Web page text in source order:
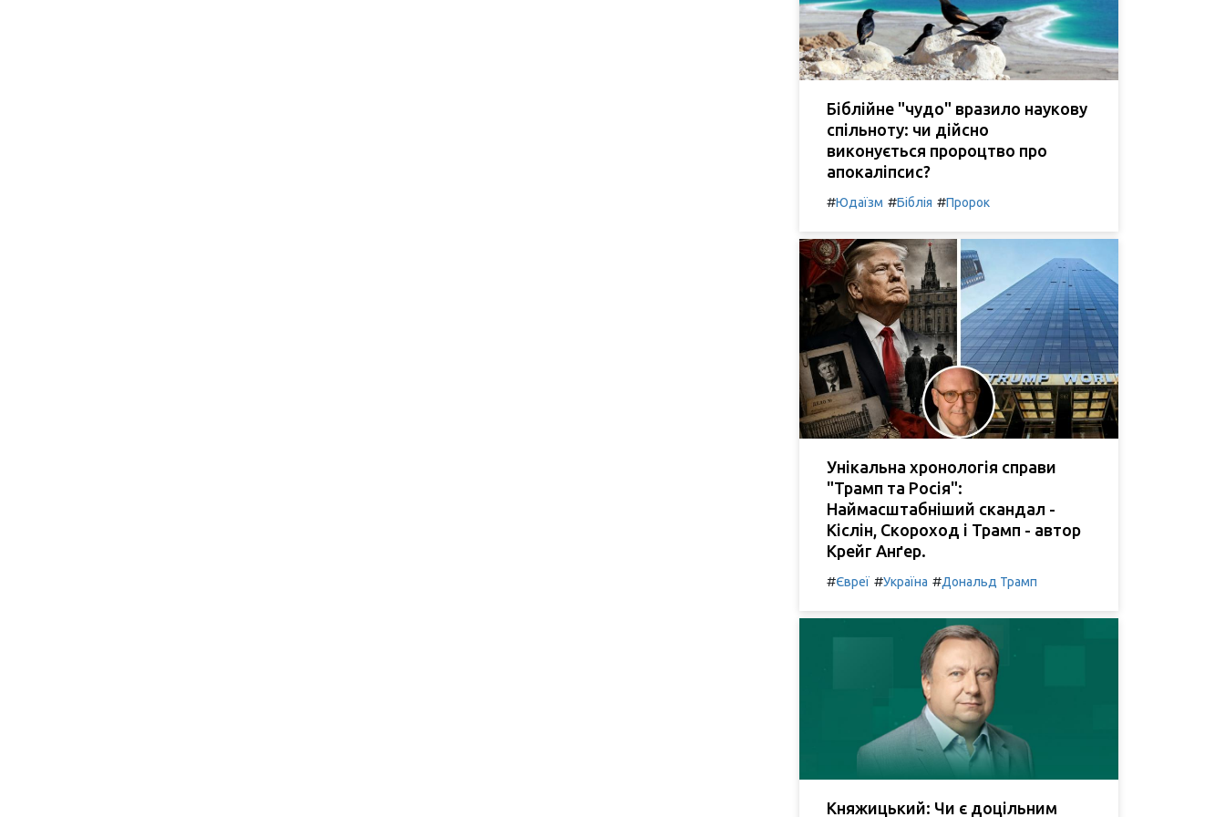
Біблійне "чудо" вразило наукову
спільноту: чи дійсно
виконується пророцтво про
апокаліпсис?
#Юдаїзм #Біблія #Пророк
Унікальна хронологія справи
"Трамп та Росія":
Наймасштабніший скандал -
Кіслін, Скороход і Трамп - автор
Крейг Анґер.
#Євреї #Україна #Дональд Трамп
Княжицький: Чи є доцільним